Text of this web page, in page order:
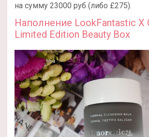
на сумму 23000 руб (либо £275).
Наполнение LookFantastic X
Limited Edition Beauty Box